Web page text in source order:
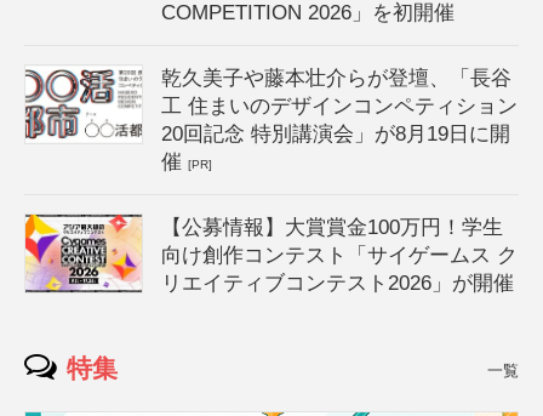
COMPETITION 2026」を初開催
乾久美子や藤本壮介らが登壇、「長谷
工 住まいのデザインコンペティション
20回記念 特別講演会」が8月19日に開
催[PR]
【公募情報】大賞賞金100万円！学生
向け創作コンテスト「サイゲームス ク
リエイティブコンテスト2026」が開催
特集 一覧